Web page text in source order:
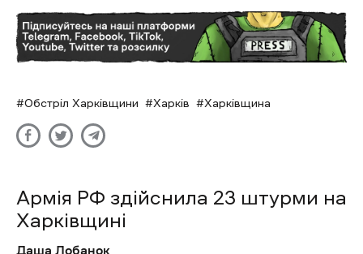
Обстріл Харківщини Харків Харківщина
Армія РФ здійснила 23 штурми на
Харківщині
Даша Лобанок